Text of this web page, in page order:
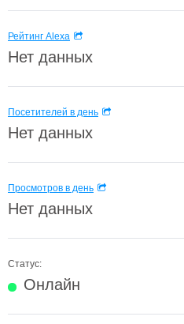
Рейтинг Alexa
Нет данных
Посетителей в день
Нет данных
Просмотров в день
Нет данных
Статус:
Онлайн